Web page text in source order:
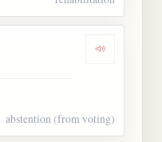
Dengarkan
abstention (from voting)